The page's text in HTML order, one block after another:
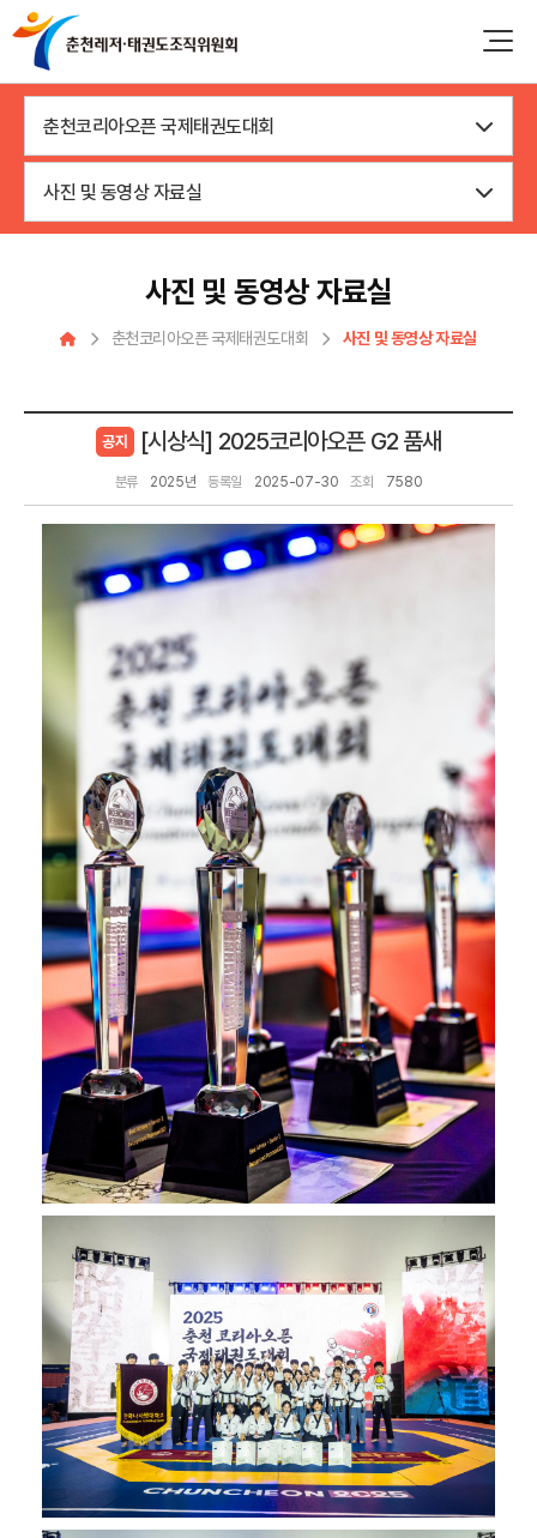
춘천코리아오픈 국제태권도대회
사진 및 동영상 자료실
사진 및 동영상 자료실
춘천코리아오픈 국제태권도대회 사진 및 동영상 자료실
공지 [시상식] 2025코리아오픈 G2 품새
분류 2025년 등록일 2025-07-30 조회 7580